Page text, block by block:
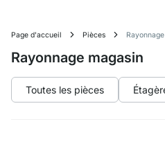
Page d'accueil Pièces
Rayonnage magasin
Toutes les pièces